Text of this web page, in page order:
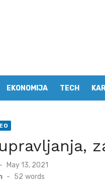
EKONOMIJA TECH
Posted
May 13, 2021
- 52 words